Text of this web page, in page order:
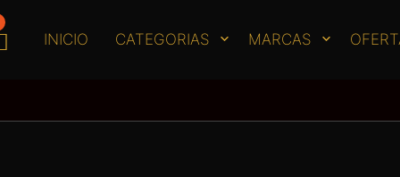
INICIO CATEGORIAS MARCAS